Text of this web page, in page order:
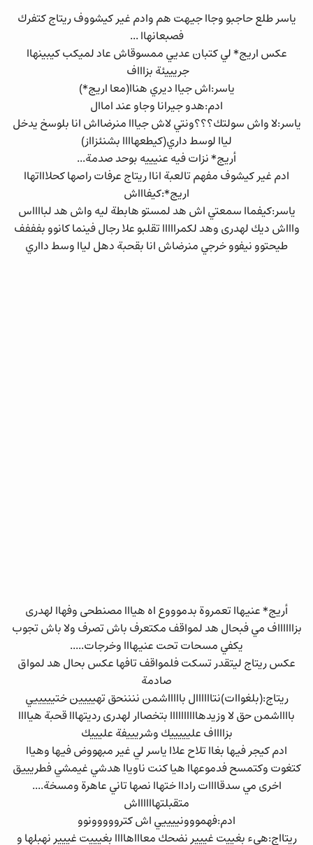
ياسر طلع حاجبو وجاا جيهت هم وادم غير كيشووف ريتاج كتفرك
فصبعانهاا ...
عكس اريج* لي كتبان عديي ممسوقاش عاد لميكب كيبينهاا
جريييئة بزاااف
ياسر:اش جياا ديري هناا(معا اريج*)
ادم:هدو جيرانا وجاو عند اماال
ياسر:لا واش سولتك؟؟؟ونتي لاش جيااا منرضااش انا بلوسخ يدخل
لياا لوسط داري(كيطعهاااا بشنئزااز)
أريج* نزات فيه عنيييه بوحد صدمة...
ادم غير كيشوف مفهم تالعبة اناا ريتاج عرفات راصها كحلاااتهاا
اريج*:كيفاااش
ياسر:كيفماا سمعتي اش هد لمستو هابطة ليه واش هد لبااااس
واااش ديك لهدرى وهد لكمرااااا تقلبو علا رجال فينما كانوو بفففف
طيحتوو نيفوو خرجي منرضاش انا بقحبة دهل لياا وسط دااري
أريج* عنيهاا تعمروة بدموووع اه هيااا مصنطحى وفهاا لهدرى
بزااااااف مي فبحال هد لمواقف مكتعرف باش تصرف ولا باش تجوب
يكفي مسحات تحت عنيهااا وخرجات.....
عكس ريتاج ليتقدر تسكت فلمواقف تافها عكس بحال هد لمواق
صادمة
ريتاج:(بلغواات)نتاااااال باااااشمن ننننحق تهيييين ختيييييي
بااااشمن حق لا وزيدهاااااااااا بتخصاار لهدرى رديتهااا قحبة هياااا
بزااااف عليييييك وشريييفة عليييك
ادم كيجر فيها بغاا تلاح علاا ياسر لي غير مبهووض فيها وهياا
كتغوت وكتمسح فدموعهاا هيا كنت ناوياا هدشي غيمشي فطريييق
اخرى مي سدقاااات راداا ختهاا نصها تاني عاهرة ومسخة....
متقبلتهااااااش
ادم:فهمووونييييي اش كترووووونوو
ريتااج:هىء بغييت غييير نضحك معاااهاااا بغيييت غييير نهبلها و